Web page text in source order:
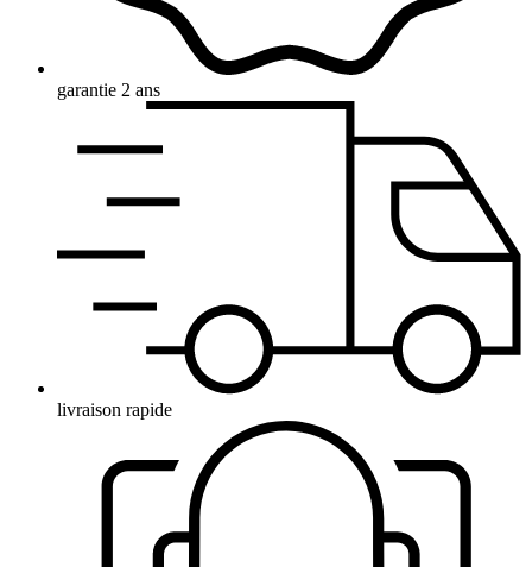
garantie 2 ans
livraison rapide